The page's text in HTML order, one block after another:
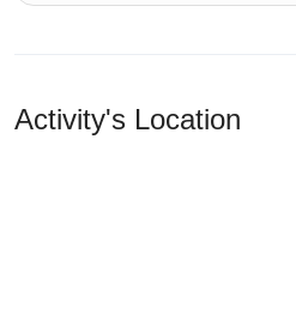
Activity's Location